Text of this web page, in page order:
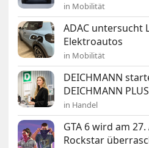
in Mobilität
ADAC untersucht
Elektroautos
in Mobilität
DEICHMANN
DEICHMANN
in Handel
GTA 6 wird am
Rockstar